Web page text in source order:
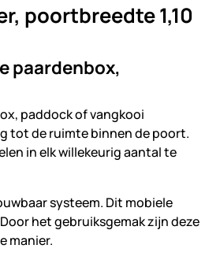
poortbreedte 1,10
paardenbox,
paddock of vangkooi
tot de ruimte binnen de poort.
in elk willekeurig aantal te
systeem. Dit mobiele
het gebruiksgemak zijn deze
manier.